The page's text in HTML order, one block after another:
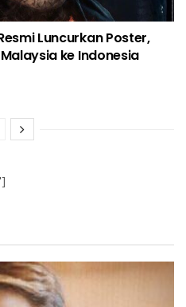
Luncurkan Poster,
ke Indonesia